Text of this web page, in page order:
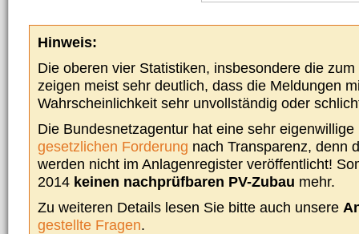
Hinweis:
Die oberen vier Statistiken, insbesondere die
zeigen meist sehr deutlich, dass die Meldungen
Wahrscheinlichkeit sehr unvollständig oder
Die Bundesnetzagentur hat eine sehr
gesetzlichen Forderung nach Transparenz, denn
werden nicht im Anlagenregister veröffentlicht!
2014 keinen nachprüfbaren PV-Zubau mehr.
Zu weiteren Details lesen Sie bitte auch unsere
gestellte Fragen.